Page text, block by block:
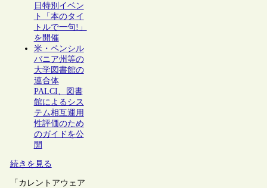
日特別イベン
ト「本のタイ
トルで一句!」
を開催
米・ペンシル
バニア州等の
大学図書館の
連合体
PALCI、図書
館によるシス
テム相互運用
性評価のため
のガイドを公
開
続きを見る
「カレントアウェア